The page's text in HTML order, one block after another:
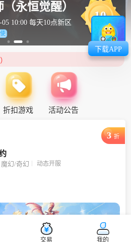
永恒觉醒）
05 10:00 每天10点新区
10
折扣游戏 活动公告
3 折
魔幻/奇幻 动态开服
下载APP
交易 我的